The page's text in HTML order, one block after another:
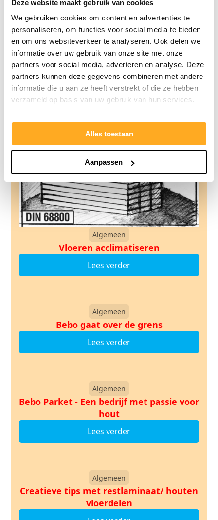
Deze website maakt gebruik van cookies
We gebruiken cookies om content en advertenties te
personaliseren, om functies voor social media te bieden
en om ons websiteverkeer te analyseren. Ook delen we
informatie over uw gebruik van onze site met onze
partners voor social media, adverteren en analyse. Deze
partners kunnen deze gegevens combineren met andere
informatie die u aan ze heeft verstrekt of die ze hebben
verzameld op basis van uw gebruik van hun services.
Alles toestaan
Aanpassen
Uitleg producten Beboparket
Lees verder
Algemeen
Vloeren acclimatiseren
Lees verder
Algemeen
Bebo gaat over de grens
Lees verder
Algemeen
Bebo Parket - Een bedrijf met passie voor
hout
Lees verder
Algemeen
Creatieve tips met restlaminaat/ houten
vloerdelen